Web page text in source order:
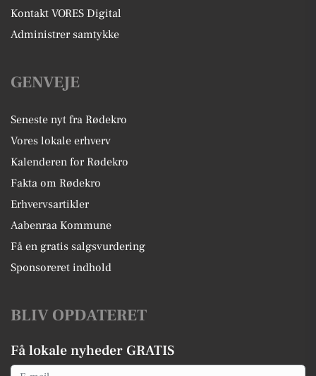
Kontakt VORES Digital
Administrer samtykke
GENVEJE
Seneste nyt fra Rødekro
Vores lokale erhverv
Kalenderen for Rødekro
Fakta om Rødekro
Erhvervsartikler
Aabenraa Kommune
Få en gratis salgsvurdering
Sponsoreret indhold
BLIV OPDATERET
Få lokale nyheder GRATIS
Email